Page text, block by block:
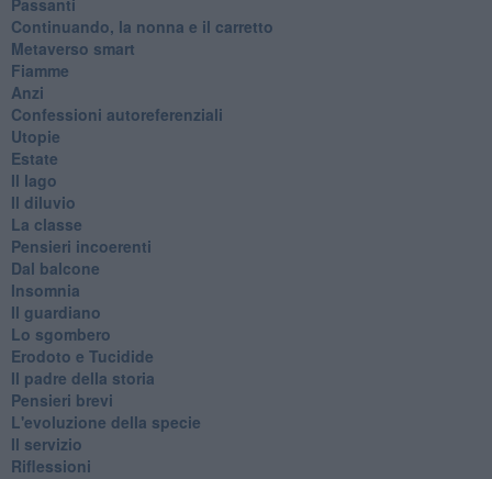
Continuando, la nonna e il carretto
Metaverso smart
Fiamme
Anzi
Confessioni autoreferenziali
Utopie
Estate
Il lago
Il diluvio
La classe
Pensieri incoerenti
Dal balcone
Insomnia
Il guardiano
Lo sgombero
Erodoto e Tucidide
Il padre della storia
Pensieri brevi
L'evoluzione della specie
Il servizio
Riflessioni